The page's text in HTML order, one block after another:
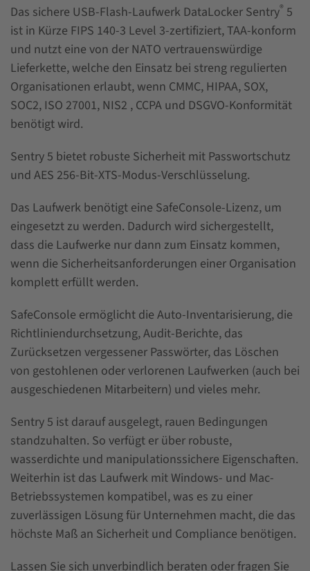
Das sichere USB-Flash-Laufwerk DataLocker Sentry® 5
ist in Kürze FIPS 140-3 Level 3-zertifiziert, TAA-konform
und nutzt eine von der NATO vertrauenswürdige
Lieferkette, welche den Einsatz bei streng regulierten
Organisationen erlaubt, wenn CMMC, HIPAA, SOX,
SOC2, ISO 27001, NIS2 , CCPA und DSGVO-Konformität
benötigt wird.
Sentry 5 bietet robuste Sicherheit mit Passwortschutz
und AES 256-Bit-XTS-Modus-Verschlüsselung.
Das Laufwerk benötigt eine SafeConsole-Lizenz, um
eingesetzt zu werden. Dadurch wird sichergestellt,
dass die Laufwerke nur dann zum Einsatz kommen,
wenn die Sicherheitsanforderungen einer Organisation
komplett erfüllt werden.
SafeConsole ermöglicht die Auto-Inventarisierung, die
Richtliniendurchsetzung, Audit-Berichte, das
Zurücksetzen vergessener Passwörter, das Löschen
von gestohlenen oder verlorenen Laufwerken (auch bei
ausgeschiedenen Mitarbeitern) und vieles mehr.
Sentry 5 ist darauf ausgelegt, rauen Bedingungen
standzuhalten. So verfügt er über robuste,
wasserdichte und manipulationssichere Eigenschaften.
Weiterhin ist das Laufwerk mit Windows- und Mac-
Betriebssystemen kompatibel, was es zu einer
zuverlässigen Lösung für Unternehmen macht, die das
höchste Maß an Sicherheit und Compliance benötigen.
Lassen Sie sich unverbindlich beraten oder fragen Sie